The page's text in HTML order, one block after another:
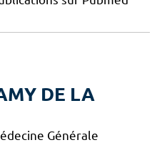
DE LA
Générale